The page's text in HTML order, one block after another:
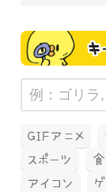
キ
GIFアニメ
スポーツ
アイコン